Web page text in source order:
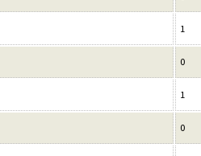
1
0
1
0